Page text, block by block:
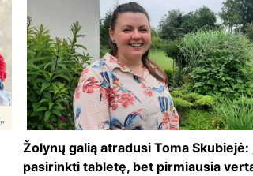
Žolynų galią atradusi Toma Skubiejė:
pasirinkti tabletę, bet pirmiausia